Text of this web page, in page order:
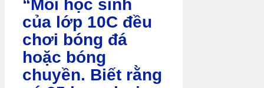
“Mỗi học sinh
của lớp 10C đều
chơi bóng đá
hoặc bóng
chuyền. Biết rằng